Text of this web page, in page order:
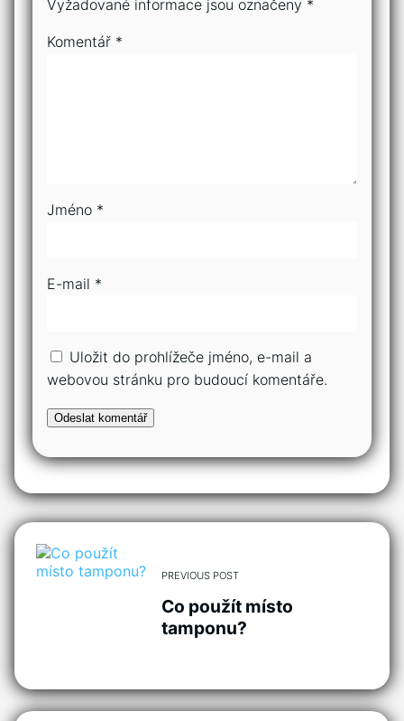
Vyžadované informace jsou označeny *
Komentář *
Jméno *
E-mail *
Uložit do prohlížeče jméno, e-mail a
webovou stránku pro budoucí komentáře.
PREVIOUS POST
Co použít místo
tamponu?